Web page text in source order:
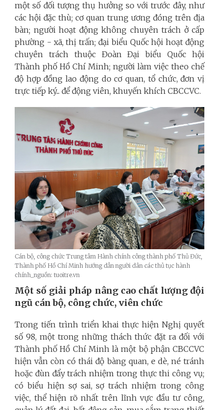
một số đối tượng thụ hưởng so với trước đây, như
các hội đặc thù; cơ quan trung ương đóng trên địa
bàn; người hoạt động không chuyên trách ở cấp
phường - xã, thị trấn; đại biểu Quốc hội hoạt động
chuyên trách thuộc Đoàn Đại biểu Quốc hội
Thành phố Hồ Chí Minh; người làm việc theo chế
độ hợp đồng lao động do cơ quan, tổ chức, đơn vị
trực tiếp ký... để động viên, khuyến khích CBCCVC.
Cán bộ, công chức Trung tâm Hành chính công thành phố Thủ Đức,
Thành phố Hồ Chí Minh hướng dẫn người dân các thủ tục hành
chính_nguồn: tuoitre.vn
Một số giải pháp nâng cao chất lượng đội
ngũ cán bộ, công chức, viên chức
Trong tiến trình triển khai thực hiện Nghị quyết
số 98, một trong những thách thức đặt ra đối với
Thành phố Hồ Chí Minh là một bộ phận CBCCVC
hiện vẫn còn có thái độ bàng quan, e dè, né tránh
hoặc đùn đẩy trách nhiệm trong thực thi công vụ;
có biểu hiện sợ sai, sợ trách nhiệm trong công
việc, thể hiện rõ nhất trên lĩnh vực đầu tư công,